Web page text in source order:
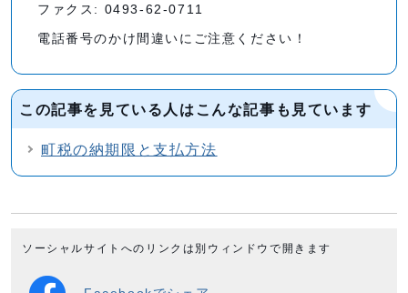
ファクス: 0493-62-0711
電話番号のかけ間違いにご注意ください！
この記事を見ている人はこんな記事も見ています
町税の納期限と支払方法
ソーシャルサイトへのリンクは別ウィンドウで開きます